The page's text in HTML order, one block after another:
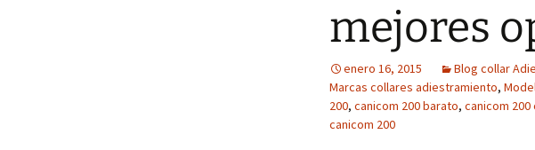
mejores
enero 16, 2015 Blog collar
Marcas collares adiestramiento,
200, canicom 200 barato, canicom 200
canicom 200